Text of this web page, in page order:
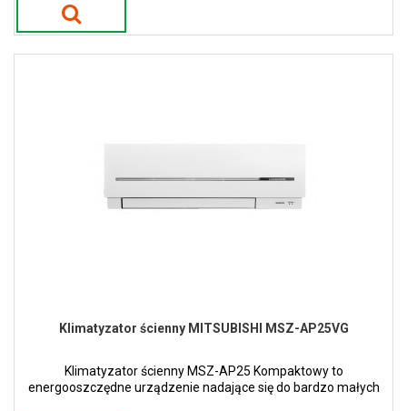
Klimatyzator ścienny MITSUBISHI MSZ-AP25VG
Klimatyzator ścienny MSZ-AP25 Kompaktowy to
energooszczędne urządzenie nadające się do bardzo małych